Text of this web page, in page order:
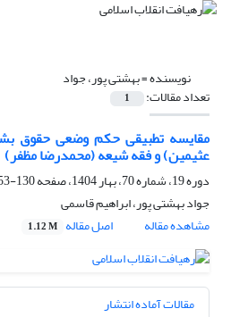
نویسنده =بهشتی پور، جواد
تعداد مقالات: 1
مقایسه تطبیقی حکم وضعی حقوق
عثیمین) و فقه شیعه (محمدرضا مظفر)
دوره 19، شماره 70، بهار 1404، صفحه
130-153
جواد بهشتی پور، ابراهیم قاسمی
مشاهده مقاله
اصل مقاله 1.12 M
مقالات آماده انتشار